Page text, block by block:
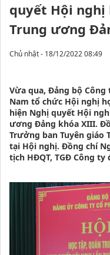
quyết Hội nghị
Trung ương
Chủ nhật - 18/12/2022 08:49
Vừa qua, Đảng bộ
Nam tổ chức Hội nghị
hiện Nghị quyết Hội
ương Đảng khóa XIII.
Trưởng ban Tuyên giáo
tại Hội nghị. Đồng chí
tịch HĐQT, TGĐ Công